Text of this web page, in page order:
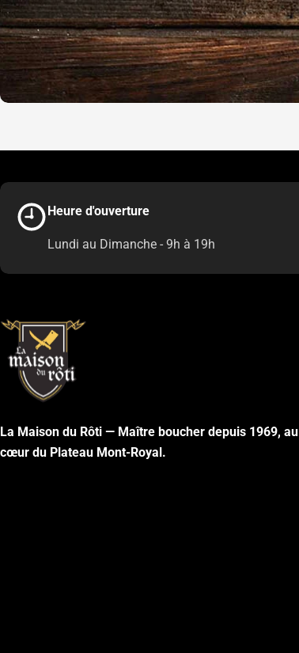
Heure d'ouverture
Lundi au Dimanche - 9h à 19h
La Maison du Rôti — Maître boucher depuis 1969, au
cœur du Plateau Mont-Royal.